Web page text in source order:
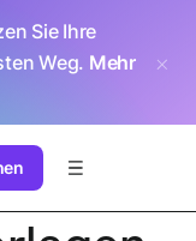
Sie Ihre
Weg. Mehr